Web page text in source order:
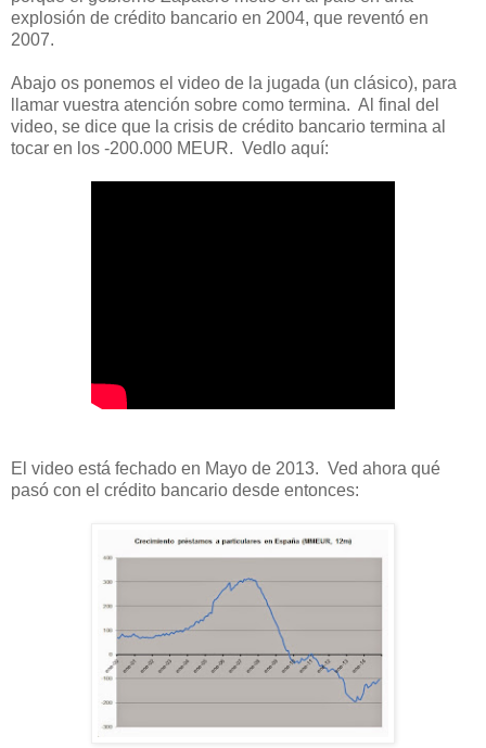
explosión de crédito bancario en 2004, que reventó en
2007.
Abajo os ponemos el video de la jugada (un clásico), para
llamar vuestra atención sobre como termina. Al final del
video, se dice que la crisis de crédito bancario termina al
tocar en los -200.000 MEUR. Vedlo aquí:
El video está fechado en Mayo de 2013. Ved ahora qué
pasó con el crédito bancario desde entonces: